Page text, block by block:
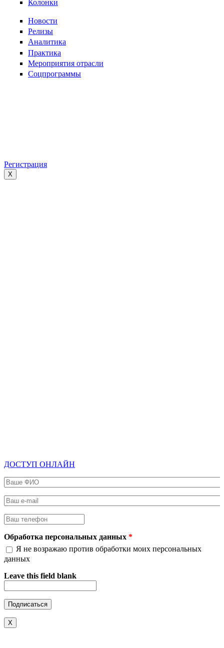
Колонки
Новости
Релизы
Аналитика
Практика
Мероприятия отрасли
Соцпрограммы
Регистрация
X
ДОСТУП ОНЛАЙН
Ваше ФИО
Ваш e-mail
Ваш телефон
Обработка персональных данных *
Я не возражаю против обработки моих персональных
данных
Leave this field blank
X